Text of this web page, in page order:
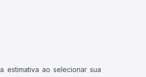
ao selecionar sua